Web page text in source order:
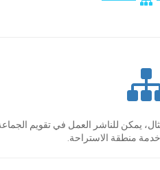
يمكن للناشر العمل في تقويم الجماعة
منطقة الاستراحة.